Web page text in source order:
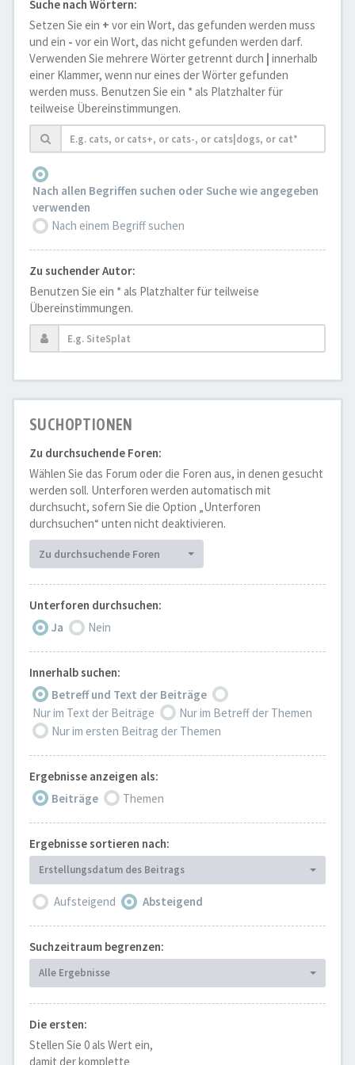
Suche nach Wörtern:
Setzen Sie ein + vor ein Wort, das gefunden werden muss
und ein - vor ein Wort, das nicht gefunden werden darf.
Verwenden Sie mehrere Wörter getrennt durch | innerhalb
einer Klammer, wenn nur eines der Wörter gefunden
werden muss. Benutzen Sie ein * als Platzhalter für
teilweise Übereinstimmungen.
Nach allen Begriffen suchen oder Suche wie angegeben
verwenden
Nach einem Begriff suchen
Zu suchender Autor:
Benutzen Sie ein * als Platzhalter für teilweise
Übereinstimmungen.
SUCHOPTIONEN
Zu durchsuchende Foren:
Wählen Sie das Forum oder die Foren aus, in denen gesucht
werden soll. Unterforen werden automatisch mit
durchsucht, sofern Sie die Option „Unterforen
durchsuchen“ unten nicht deaktivieren.
Zu durchsuchende Foren
Unterforen durchsuchen:
Ja
Nein
Innerhalb suchen:
Betreff und Text der Beiträge
Nur im Text der Beiträge
Nur im Betreff der Themen
Nur im ersten Beitrag der Themen
Ergebnisse anzeigen als:
Beiträge
Themen
Ergebnisse sortieren nach:
Erstellungsdatum des Beitrags
Aufsteigend Absteigend
Suchzeitraum begrenzen:
Alle Ergebnisse
Die ersten:
Stellen Sie 0 als Wert ein,
damit der komplette